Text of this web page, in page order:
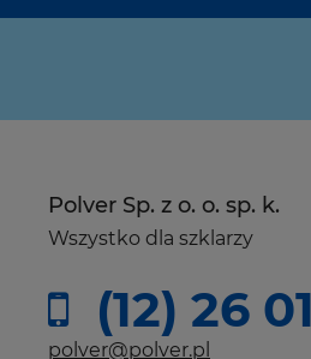
Polver Sp. z o. o. sp. k.
Wszystko dla szklarzy
(12) 26
polver@polver.pl